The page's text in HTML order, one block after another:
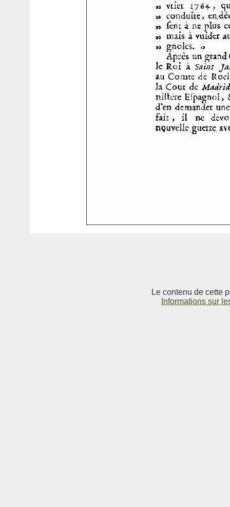
Le contenu de cette
Informations sur